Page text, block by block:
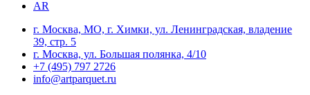
AR
г. Москва, МО, г. Химки, ул. Ленинградская, владение
39, стр. 5
г. Москва, ул. Большая полянка, 4/10
+7 (495) 797 2726
info@artparquet.ru